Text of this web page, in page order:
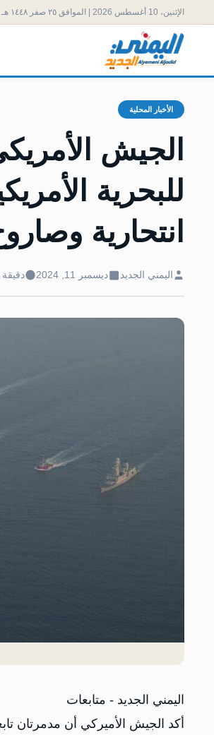
الإثنين، 10 أغسطس 2026 | الموافق ٢٥ صفر ١٤٤٨ هـ
الأخبار المحلية
الجيش
للبحرية
انتحارية
اليمني الجديد ديسمبر 11, 2024 دقيقة
اليمني الجديد - متابعات
‏أكد الجيش الأميركي أن مدمرتان